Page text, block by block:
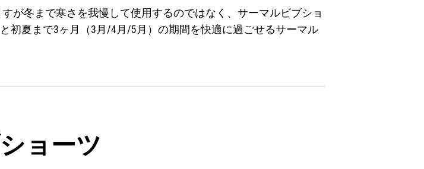
が冬まで寒さを我慢して使用するのではなく、サーマルビブショ
初夏まで3ヶ月（3月/4月/5月）の期間を快適に過ごせるサーマル
ョーツ